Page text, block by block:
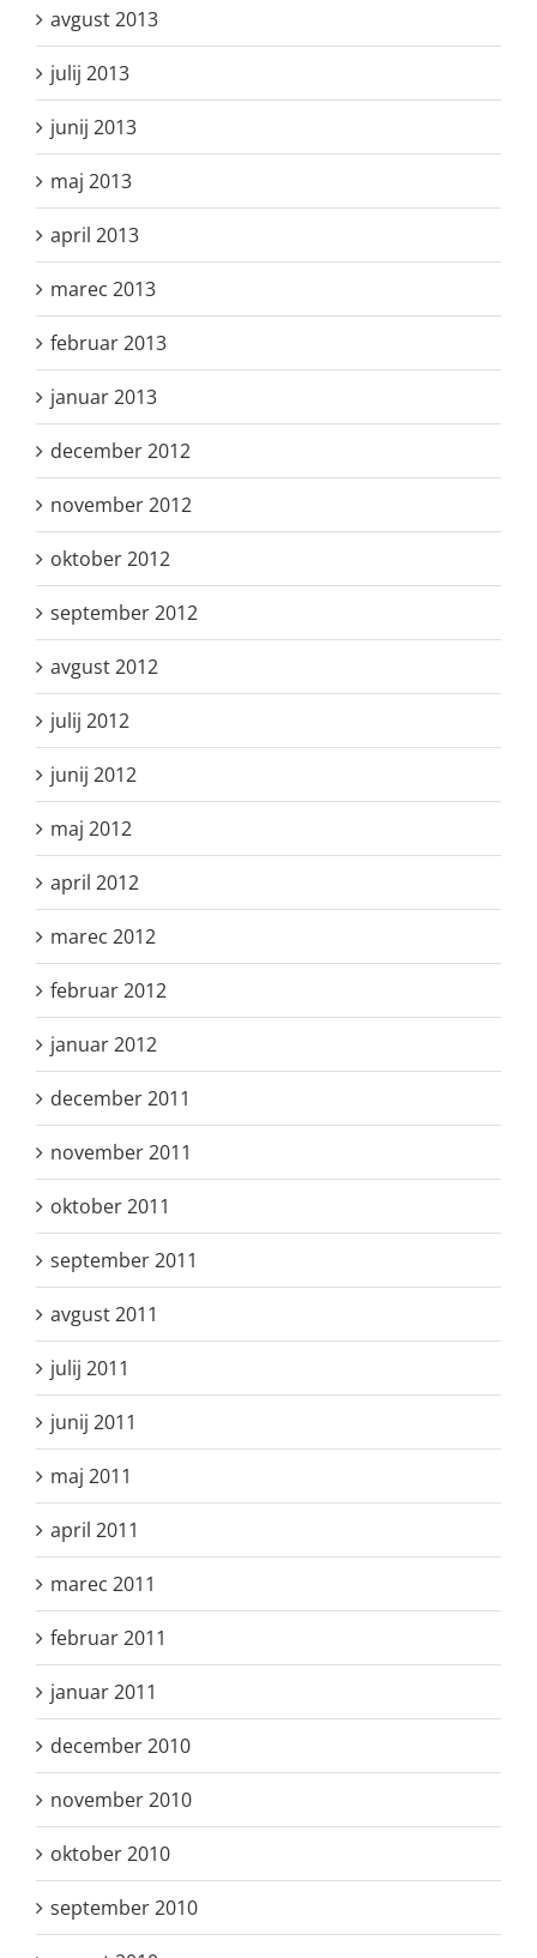
avgust 2013
julij 2013
junij 2013
maj 2013
april 2013
marec 2013
februar 2013
januar 2013
december 2012
november 2012
oktober 2012
september 2012
avgust 2012
julij 2012
junij 2012
maj 2012
april 2012
marec 2012
februar 2012
januar 2012
december 2011
november 2011
oktober 2011
september 2011
avgust 2011
julij 2011
junij 2011
maj 2011
april 2011
marec 2011
februar 2011
januar 2011
december 2010
november 2010
oktober 2010
september 2010